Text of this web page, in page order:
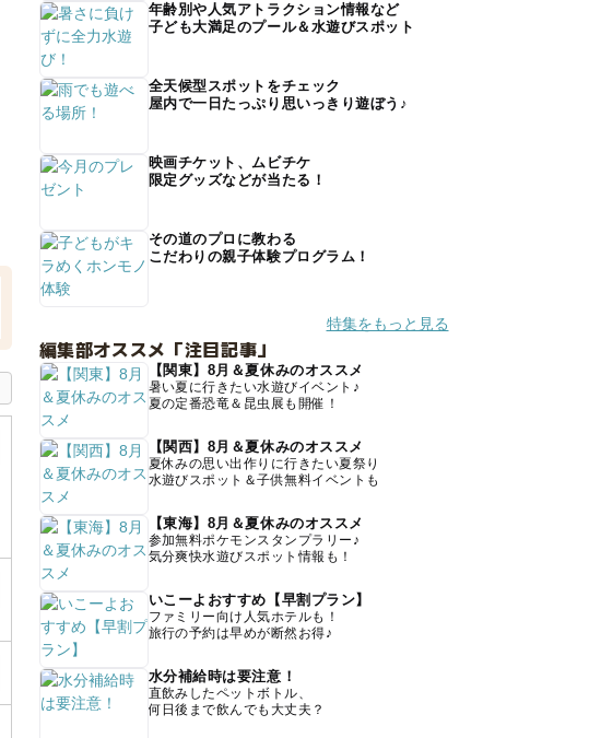
年齢別や人気アトラクション情報など
子ども大満足のプール＆水遊びスポット
全天候型スポットをチェック
屋内で一日たっぷり思いっきり遊ぼう♪
映画チケット、ムビチケ
限定グッズなどが当たる！
その道のプロに教わる
こだわりの親子体験プログラム！
特集をもっと見る
編集部オススメ「注目記事」
【関東】8月＆夏休みのオススメ
暑い夏に行きたい水遊びイベント♪
夏の定番恐竜＆昆虫展も開催！
【関西】8月＆夏休みのオススメ
夏休みの思い出作りに行きたい夏祭り
水遊びスポット＆子供無料イベントも
【東海】8月＆夏休みのオススメ
参加無料ポケモンスタンプラリー♪
気分爽快水遊びスポット情報も！
いこーよおすすめ【早割プラン】
ファミリー向け人気ホテルも！
旅行の予約は早めが断然お得♪
水分補給時は要注意！
直飲みしたペットボトル、
何日後まで飲んでも大丈夫？